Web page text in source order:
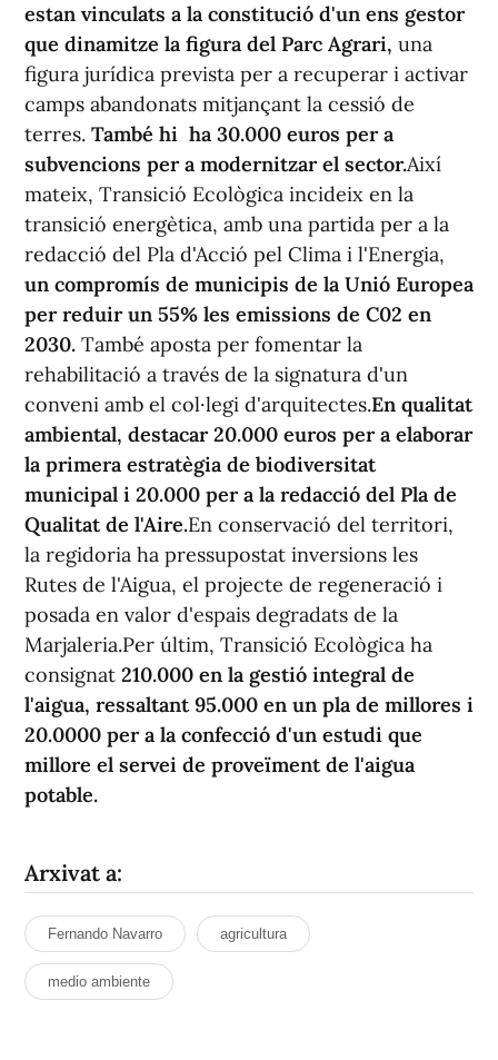
estan vinculats a la constitució d'un ens gestor
que dinamitze la figura del Parc Agrari, una
figura jurídica prevista per a recuperar i activar
camps abandonats mitjançant la cessió de
terres. També hi ha 30.000 euros per a
subvencions per a modernitzar el sector.Així
mateix, Transició Ecològica incideix en la
transició energètica, amb una partida per a la
redacció del Pla d'Acció pel Clima i l'Energia,
un compromís de municipis de la Unió Europea
per reduir un 55% les emissions de C02 en
2030. També aposta per fomentar la
rehabilitació a través de la signatura d'un
conveni amb el col·legi d'arquitectes.En qualitat
ambiental, destacar 20.000 euros per a elaborar
la primera estratègia de biodiversitat
municipal i 20.000 per a la redacció del Pla de
Qualitat de l'Aire.En conservació del territori,
la regidoria ha pressupostat inversions les
Rutes de l'Aigua, el projecte de regeneració i
posada en valor d'espais degradats de la
Marjaleria.Per últim, Transició Ecològica ha
consignat 210.000 en la gestió integral de
l'aigua, ressaltant 95.000 en un pla de millores i
20.0000 per a la confecció d'un estudi que
millore el servei de proveïment de l'aigua
potable.
Arxivat a:
Fernando Navarro agricultura
medio ambiente